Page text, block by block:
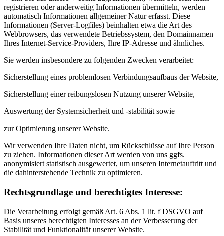
registrieren oder anderweitig Informationen übermitteln, werden
automatisch Informationen allgemeiner Natur erfasst. Diese
Informationen (Server-Logfiles) beinhalten etwa die Art des
Webbrowsers, das verwendete Betriebssystem, den Domainnamen
Ihres Internet-Service-Providers, Ihre IP-Adresse und ähnliches.
Sie werden insbesondere zu folgenden Zwecken verarbeitet:
Sicherstellung eines problemlosen Verbindungsaufbaus der Website,
Sicherstellung einer reibungslosen Nutzung unserer Website,
Auswertung der Systemsicherheit und -stabilität sowie
zur Optimierung unserer Website.
Wir verwenden Ihre Daten nicht, um Rückschlüsse auf Ihre Person
zu ziehen. Informationen dieser Art werden von uns ggfs.
anonymisiert statistisch ausgewertet, um unseren Internetauftritt und
die dahinterstehende Technik zu optimieren.
Rechtsgrundlage und berechtigtes Interesse:
Die Verarbeitung erfolgt gemäß Art. 6 Abs. 1 lit. f DSGVO auf
Basis unseres berechtigten Interesses an der Verbesserung der
Stabilität und Funktionalität unserer Website.